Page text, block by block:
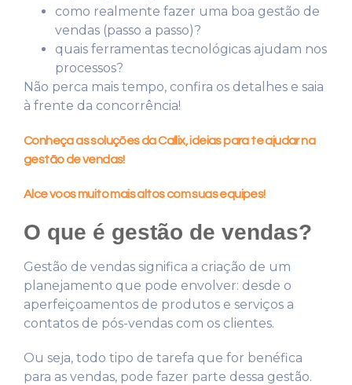
como realmente fazer uma boa gestão de
vendas (passo a passo)?
quais ferramentas tecnológicas ajudam nos
processos?
Não perca mais tempo, confira os detalhes e saia
à frente da concorrência!
Conheça as soluções da Callix, ideias para te ajudar na
gestão de vendas!
Alce voos muito mais altos com suas equipes!
O que é gestão de vendas?
Gestão de vendas significa a criação de um
planejamento que pode envolver: desde o
aperfeiçoamentos de produtos e serviços a
contatos de pós-vendas com os clientes.
Ou seja, todo tipo de tarefa que for benéfica
para as vendas, pode fazer parte dessa gestão.